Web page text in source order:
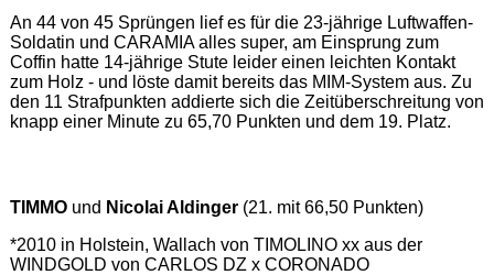
An 44 von 45 Sprüngen lief es für die 23-jährige Luftwaffen-
Soldatin und CARAMIA alles super, am Einsprung zum
Coffin hatte 14-jährige Stute leider einen leichten Kontakt
zum Holz - und löste damit bereits das MIM-System aus. Zu
den 11 Strafpunkten addierte sich die Zeitüberschreitung von
knapp einer Minute zu 65,70 Punkten und dem 19. Platz.
TIMMO und Nicolai Aldinger(21. mit 66,50 Punkten)
*2010 in Holstein, Wallach von TIMOLINO xx aus der
WINDGOLD von CARLOS DZ x CORONADO